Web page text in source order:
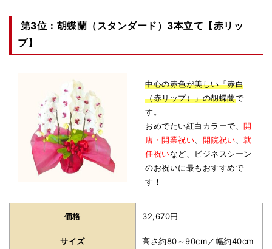
第3位：胡蝶蘭（スタンダード）3本立て【赤リッ
プ】
中心の赤色が美しい「赤白
（赤リップ）」の胡蝶蘭で
す。
おめでたい紅白カラーで、開
店・開業祝い
開院祝い 、就
任祝いなど、ビジネスシーン
のお祝いに最もおすすめで
す！
価格 32,670円
サイズ 高さ約80～90cm／幅約40cm